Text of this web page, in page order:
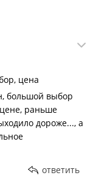
цена
большой выбор
раньше
дороже..., а
ответить